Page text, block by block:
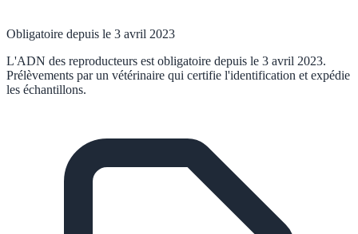
Obligatoire depuis le 3 avril 2023
L'ADN des reproducteurs est obligatoire depuis le 3 avril 2023.
Prélèvements par un vétérinaire qui certifie l'identification et expédie
les échantillons.